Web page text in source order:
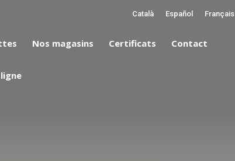
Català Español Français
Nos magasins Certificats Contact